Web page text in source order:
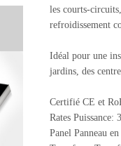
les courts-
refroidissement
Idéal pour une
jardins, des
Certifié CE et
Rates
Panel Panneau